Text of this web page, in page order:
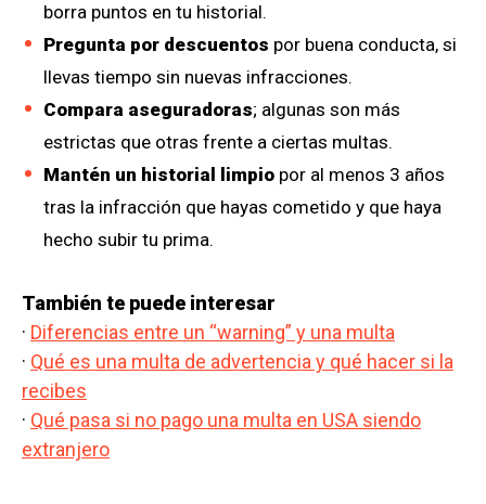
borra puntos en tu historial.
Pregunta por descuentos por buena conducta, si
llevas tiempo sin nuevas infracciones.
Compara aseguradoras; algunas son más
estrictas que otras frente a ciertas multas.
Mantén un historial limpio por al menos 3 años
tras la infracción que hayas cometido y que haya
hecho subir tu prima.
También te puede interesar
· Diferencias entre un “warning” y una multa
· Qué es una multa de advertencia y qué hacer si la
recibes
· Qué pasa si no pago una multa en USA siendo
extranjero